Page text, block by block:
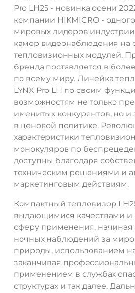
Pro LH25 - новинка осени
компании HIKMICRO -
мировых лидеров
камер видеонаблюдения на
тепловизионных модулей.
бренда поставляется в
по всему миру. Линейка
LYNX Pro LH по своим
возможностям не только
именитых конкурентов, но и
в ценовой политике.
характеристики
монокуляров по
доступны благодаря
техническим решениями и
маркетинговым действиям.
Компактный тепловизор
выдающимися качествами
сферу применения, начиная
ночных наблюдений за
природы, использованием
заканчивая
применением в службах
структурах и так далее.
ДА НЕТ